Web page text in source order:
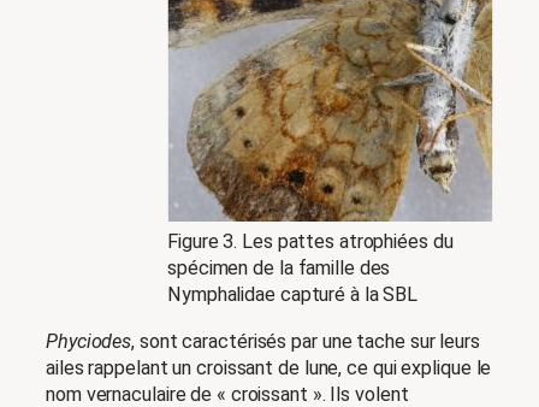
Figure 3. Les pattes atrophiées du
spécimen de la famille des
Nymphalidae capturé à la SBL
Phyciodes, sont caractérisés par une tache sur leurs
ailes rappelant un croissant de lune, ce qui explique le
nom vernaculaire de « croissant ». Ils volent